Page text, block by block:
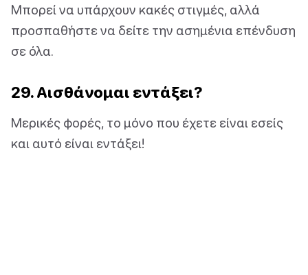
Μπορεί να υπάρχουν κακές στιγμές, αλλά
προσπαθήστε να δείτε την ασημένια επένδυση
σε όλα.
29. Αισθάνομαι εντάξει?
Μερικές φορές, το μόνο που έχετε είναι εσείς
και αυτό είναι εντάξει!